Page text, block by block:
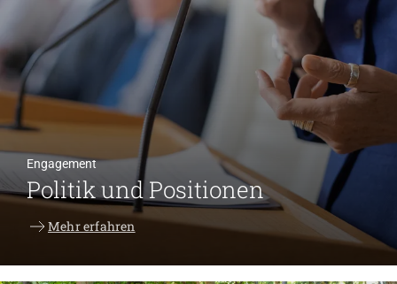
Engagement
Politik und Positionen
Mehr erfahren